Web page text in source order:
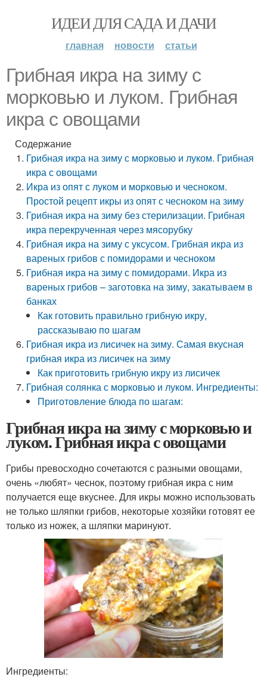
ИДЕИ ДЛЯ САДА И ДАЧИ
главная новости статьи
Грибная икра на зиму с
морковью и луком. Грибная
икра с овощами
Содержание
Грибная икра на зиму с морковью и луком. Грибная
икра с овощами
Икра из опят с луком и морковью и чесноком.
Простой рецепт икры из опят с чесноком на зиму
Грибная икра на зиму без стерилизации. Грибная
икра перекрученная через мясорубку
Грибная икра на зиму с уксусом. Грибная икра из
вареных грибов с помидорами и чесноком
Грибная икра на зиму с помидорами. Икра из
вареных грибов – заготовка на зиму, закатываем в
банках
Как готовить правильно грибную икру,
рассказываю по шагам
Грибная икра из лисичек на зиму. Самая вкусная
грибная икра из лисичек на зиму
Как приготовить грибную икру из лисичек
Грибная солянка с морковью и луком. Ингредиенты:
Приготовление блюда по шагам:
Грибная икра на зиму с морковью и
луком. Грибная икра с овощами
Грибы превосходно сочетаются с разными овощами,
очень «любят» чеснок, поэтому грибная икра с ним
получается еще вкуснее. Для икры можно использовать
не только шляпки грибов, некоторые хозяйки готовят ее
только из ножек, а шляпки маринуют.
Ингредиенты: